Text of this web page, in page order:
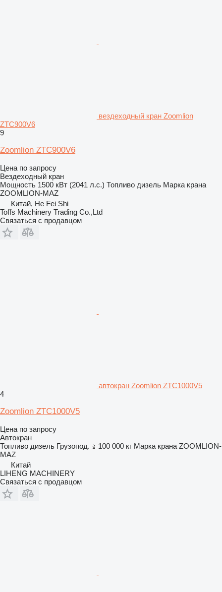
вездеходный кран Zoomlion
ZTC900V6
9
Zoomlion ZTC900V6
Цена по запросу
Вездеходный кран
Мощность 1500 кВт (2041 л.с.) Топливо дизель Марка крана
ZOOMLION-MAZ
Китай, He Fei Shi
Toffs Machinery Trading Co.,Ltd
Связаться с продавцом
автокран Zoomlion ZTC1000V5
4
Zoomlion ZTC1000V5
Цена по запросу
Автокран
Топливо дизель Грузопод. 100 000 кг Марка крана ZOOMLION-
MAZ
Китай
LIHENG MACHINERY
Связаться с продавцом